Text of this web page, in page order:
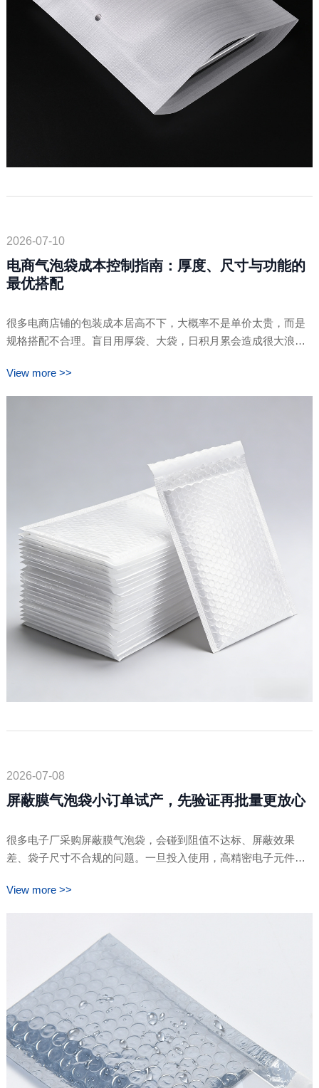
2026-07-10
电商气泡袋成本控制指南：厚度、尺寸与功能的
最优搭配
很多电商店铺的包装成本居高不下，大概率不是单价太贵，而是
规格搭配不合理。盲目用厚袋、大袋，日积月累会造成很大浪
电商供货经验，从厚度、尺寸、功能三个维度，教商家合理搭配
气泡袋，在不降低包裹防护力的前提下，精简多余开销，实现发
View more >>
2026-07-08
屏蔽膜气泡袋小订单试产，先验证再批量更放心
很多电子厂采购屏蔽膜气泡袋，会碰到阻值不达标、屏蔽效果
差、袋子尺寸不合规的问题。一旦投入使用，高精密电子元件很
测、先试用，确认品质没问题，再做大批量生产。或许能帮工厂
View more >>